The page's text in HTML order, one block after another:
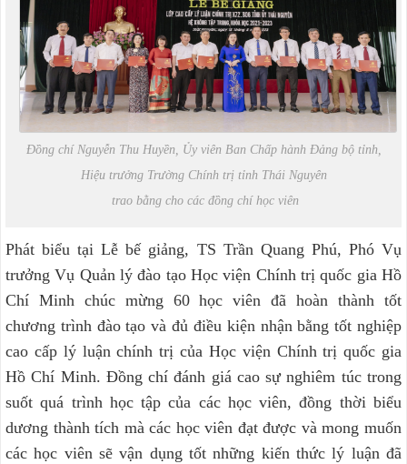
Đồng chí Nguyễn Thu Huyền, Ủy viên Ban Chấp hành Đảng bộ tỉnh,
Hiệu trưởng Trường Chính trị tỉnh Thái Nguyên
trao bằng cho các đồng chí học viên
Phát biểu tại Lễ bế giảng, TS Trần Quang Phú, Phó Vụ
trưởng Vụ Quản lý đào tạo Học viện Chính trị quốc gia Hồ
Chí Minh chúc mừng 60 học viên đã hoàn thành tốt
chương trình đào tạo và đủ điều kiện nhận bằng tốt nghiệp
cao cấp lý luận chính trị của Học viện Chính trị quốc gia
Hồ Chí Minh. Đồng chí đánh giá cao sự nghiêm túc trong
suốt quá trình học tập của các học viên, đồng thời biểu
dương thành tích mà các học viên đạt được và mong muốn
các học viên sẽ vận dụng tốt những kiến thức lý luận đã